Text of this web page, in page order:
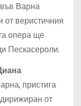
Варна
веристичния
опера ще
Пескасероли.
пристига
от